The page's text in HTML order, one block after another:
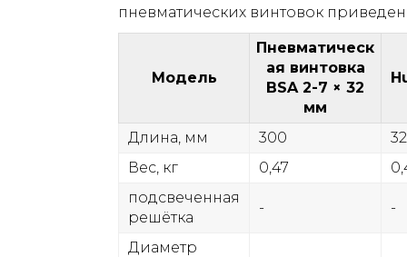
пневматических винтовок
Модель
Пневматическ
ая винтовка
BSA 2-7 × 32
мм
Длина, мм 300
Вес, кг
0,47
подсвеченная
решётка
- -
Диаметр